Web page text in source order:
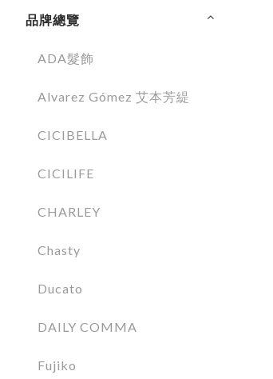
品牌總覽
ADA髮飾
Alvarez Gómez 艾本芳緹
CICIBELLA
CICILIFE
CHARLEY
Chasty
Ducato
DAILY COMMA
Fujiko